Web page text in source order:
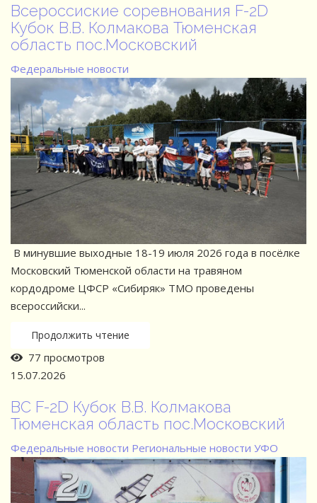
Всероссиские соревнования F-2D
Кубок В.В. Колмакова Тюменская
область пос.Московский
Федеральные новости
В минувшие выходные 18-19 июля 2026 года в посёлке
Московский Тюменской области на травяном
кордодроме ЦФСР «Сибиряк» ТМО проведены
всероссийски...
Продолжить чтение
77 просмотров
15.07.2026
ВС F-2D Кубок В.В. Колмакова
Тюменская область пос.Московский
Федеральные новости Региональные новости УФО